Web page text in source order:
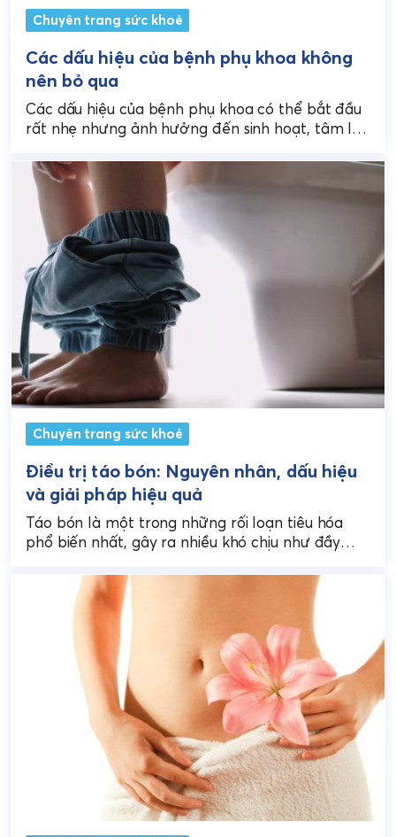
Chuyên trang sức khoẻ
Các dấu hiệu của bệnh phụ khoa không
nên bỏ qua
Các dấu hiệu của bệnh phụ khoa có thể bắt đầu
rất nhẹ nhưng ảnh hưởng đến sinh hoạt, tâm lý
Chuyên trang sức khoẻ
Điều trị táo bón: Nguyên nhân, dấu hiệu
và giải pháp hiệu quả
Táo bón là một trong những rối loạn tiêu hóa
phổ biến nhất, gây ra nhiều khó chịu như đầy